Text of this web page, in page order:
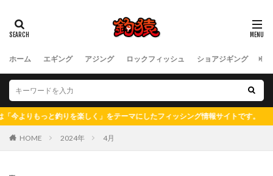
ホーム エギング アジング ロックフィッシュ ショアジギング フ
もっと釣りを楽しく」をテーマにしたフィッシング情報サイトです。
HOME 2024年 4月